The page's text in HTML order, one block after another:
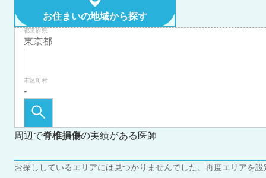
お住まいの地域から探す
都道府県
市区町村
周辺で脊椎損傷の実績がある医師
お探ししているエリアには見つかりませんでした。再度エリアを